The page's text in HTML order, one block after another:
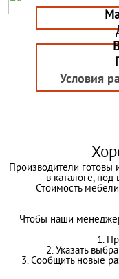
Условия
Производители готовы
в каталоге,
Стоимость
Чтобы наши
1.
2. Указать
3. Сообщить новые